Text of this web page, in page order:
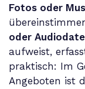
Fotos oder
oder
aufweist,
praktisch: Im
Angeboten ist